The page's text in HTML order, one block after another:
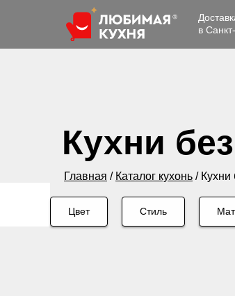
в
Кухни
Главная / Каталог кухонь / Кухни
Цвет Стиль